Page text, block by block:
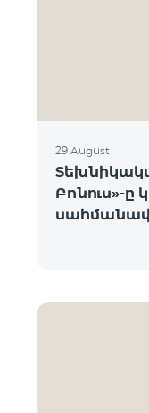
29 August
Բոնուս»-